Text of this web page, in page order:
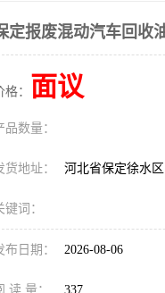
定报废混动汽车回收
格： 面议
品数量：
货地址： 河北省保定徐水区
键词：
布日期： 2026-08-06
读 量： 337